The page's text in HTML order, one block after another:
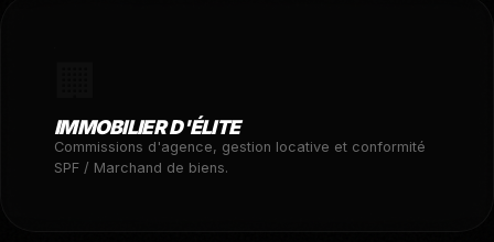
IMMOBILIER D'ÉLITE
Commissions d'agence, gestion locative et conformité
SPF / Marchand de biens.